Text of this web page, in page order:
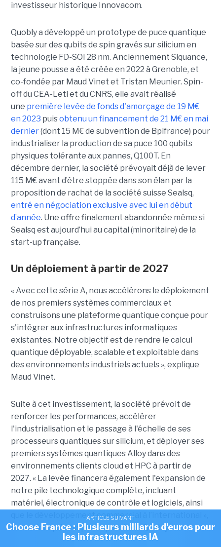
investisseur historique Innovacom.
Quobly a développé un prototype de puce quantique
basée sur des qubits de spin gravés sur silicium en
technologie FD-SOI 28 nm. Anciennement Siquance,
la jeune pousse a été créée en 2022 à Grenoble, et
co-fondée par Maud Vinet et Tristan Meunier. Spin-
off du CEA-Leti et du CNRS, elle avait réalisé
une première levée de fonds d'amorçage de 19 M€
en 2023 puisobtenu un financement de 21 M€ en mai
dernier(dont 15 M€ de subvention de Bpifrance) pour
industrialiser la production de sa puce 100 qubits
physiques tolérante aux pannes, Q100T. En
décembre dernier, la société prévoyait déjà de lever
115 M€ avant d’être stoppée dans son élan par la
proposition de rachat de la société suisse Sealsq,
entré en négociation exclusive avec lui en début
d’année. Une offre finalement abandonnée même si
Sealsq est aujourd’hui au capital (minoritaire) de la
start-up française.
Un déploiement à partir de 2027
« Avec cette série A, nous accélérons le déploiement
de nos premiers systèmes commerciaux et
construisons une plateforme quantique conçue pour
s'intégrer aux infrastructures informatiques
existantes. Notre objectif est de rendre le calcul
quantique déployable, scalable et exploitable dans
des environnements industriels actuels », explique
Maud Vinet.
Suite à cet investissement, la société prévoit de
renforcer les performances, accélérer
l'industrialisation et le passage à l'échelle de ses
processeurs quantiques sur silicium, et déployer ses
premiers systèmes quantiques Alloy dans des
environnements clients cloud et HPC à partir de
2027. « La levée financera également l'expansion de
notre pile technologique complète, incluant
matériel, électronique de contrôle et logiciels, ainsi
que le développement commercial à l’international »,
nous a indiqué une porte-parole de Quobly.
ARTICLE SUIVANT
Choose France : Plusieurs milliards d'euros pour
les infrastructures IA